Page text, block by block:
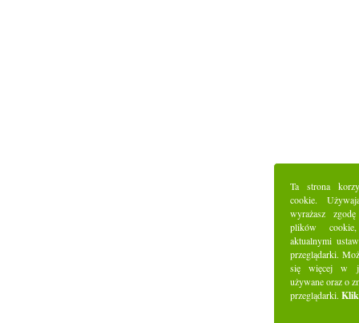
Ta strona
cookie.
wyrażasz
plików
aktualnymi
przeglądarki.
się więcej w
używane oraz o
przeglądarki.